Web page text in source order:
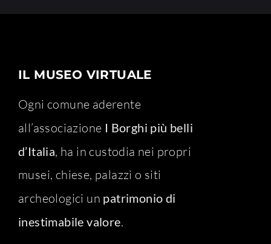
IL MUSEO VIRTUALE
Ogni comune aderente
all’associazione I Borghi più belli
d’Italia, ha in custodia nei propri
musei, chiese, palazzi o siti
archeologici un patrimonio di
inestimabile valore.